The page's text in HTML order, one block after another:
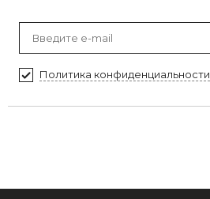
Политика конфиденциальности